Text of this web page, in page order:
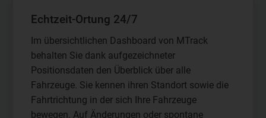
Echtzeit-Ortung 24/7
Im übersichtlichen Dashboard von MTrack
behalten Sie dank aufgezeichneter
Positionsdaten den Überblick über alle
Fahrzeuge. Sie kennen ihren Standort sowie die
Fahrtrichtung in der sich Ihre Fahrzeuge
bewegen. Auf Änderungen oder spontane